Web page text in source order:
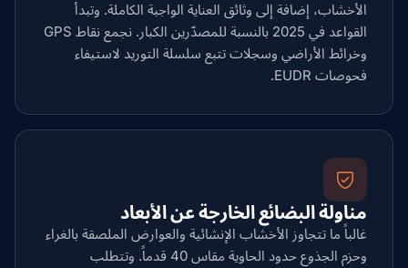
الأخشاب، إضافة إلى وثائق العناية الواجبة الكاملة. وتبدأ
القواعد في 2025 بالنسبة للمصدّرين الكبار. نجمع نقاط GPS
وخرائط الأراضي وسجلات تتبع سلسلة التوريد لاستيفاء
فحوصات EUDR.
مناولة البضائع الخارجة عن الأبعاد
غالباً ما تتجاوز الأخشاب الإنشائية والعوارض الملصقة بالغراء
وحزم الجذوع حدود الحاوية مقاس 40 قدماً. وتتطلب